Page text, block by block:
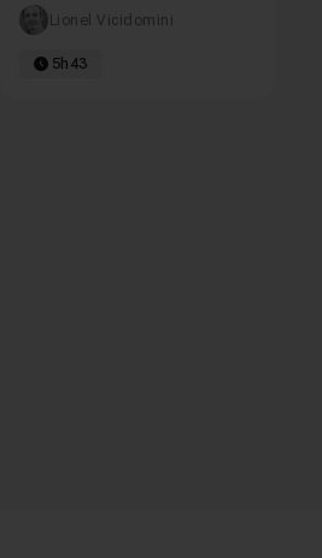
Lionel Vicidomini
5h43